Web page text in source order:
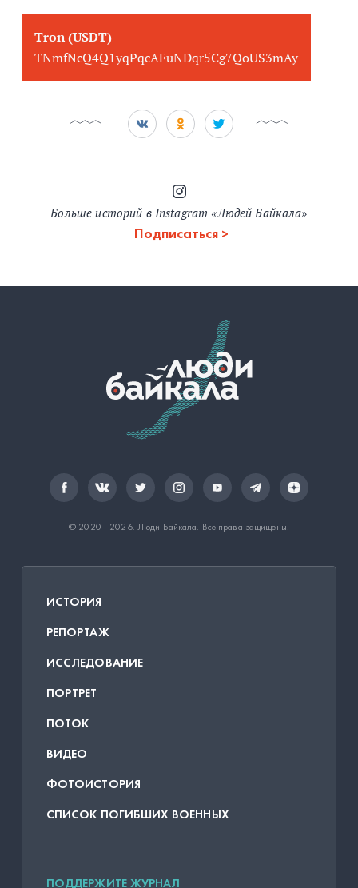
Tron (USDT)
TNmfNcQ4Q1yqPqcAFuNDqr5Cg7QoUS3mAy
Больше историй в Instagram «Людей Байкала»
Подписаться
© 2020 - 2026. Люди Байкала . Все права защищены.
ИСТОРИЯ
РЕПОРТАЖ
ИССЛЕДОВАНИЕ
ПОРТРЕТ
ПОТОК
ВИДЕО
ФОТОИСТОРИЯ
СПИСОК ПОГИБШИХ ВОЕННЫХ
ПОДДЕРЖИТЕ ЖУРНАЛ